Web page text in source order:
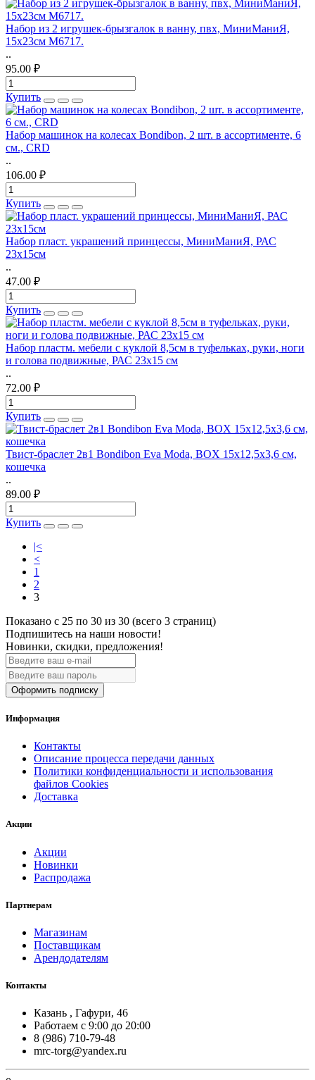
Набор из 2 игрушек-брызгалок в ванну, пвх, МиниМаниЯ,
15х23см М6717.
..
95.00 ₽
Купить
Набор машинок на колесах Bondibon, 2 шт. в ассортименте, 6
см., CRD
..
106.00 ₽
Купить
Набор пласт. украшений принцессы, МиниМаниЯ, РАС
23х15см
..
47.00 ₽
Купить
Набор пластм. мебели с куклой 8,5см в туфельках, руки, ноги
и голова подвижные, РАС 23х15 см
..
72.00 ₽
Купить
Твист-браслет 2в1 Bondibon Eva Moda, BOX 15х12,5х3,6 см,
кошечка
..
89.00 ₽
Купить
|<
<
1
2
3
Показано с 25 по 30 из 30 (всего 3 страниц)
Подпишитесь на наши новости!
Новинки, скидки, предложения!
Оформить подписку
Информация
Контакты
Описание процесса передачи данных
Политики конфиденциальности и использования
файлов Cookies
Доставка
Акции
Акции
Новинки
Распродажа
Партнерам
Магазинам
Поставщикам
Арендодателям
Контакты
Казань , Гафури, 46
Работаем с 9:00 до 20:00
8 (986) 710-79-48
mrc-torg@yandex.ru